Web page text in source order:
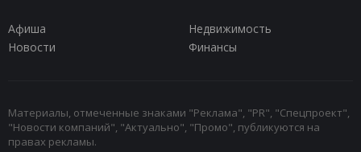
Афиша
Недвижимость
Новости
Финансы
Материалы, отмеченные знаками "Реклама", "PR", "Спецпроект",
"Новости компаний", "Актуально", "Промо", публикуются на
правах рекламы.